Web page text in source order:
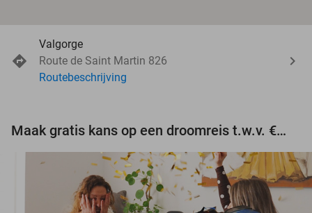
Valgorge
Route de Saint Martin 826
Routebeschrijving
Maak gratis kans op een droomreis t.w.v. €3.000!